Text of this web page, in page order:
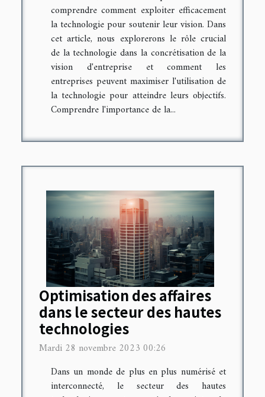
comprendre comment exploiter efficacement
la technologie pour soutenir leur vision. Dans
cet article, nous explorerons le rôle crucial
de la technologie dans la concrétisation de la
vision d'entreprise et comment les
entreprises peuvent maximiser l'utilisation de
la technologie pour atteindre leurs objectifs.
Comprendre l'importance de la...
Optimisation des affaires
dans le secteur des hautes
technologies
Mardi 28 novembre 2023 00:26
Dans un monde de plus en plus numérisé et
interconnecté, le secteur des hautes